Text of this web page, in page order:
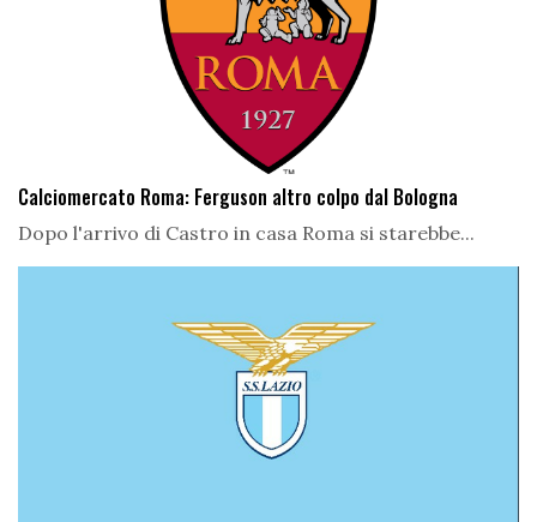
Calciomercato Roma: Ferguson altro colpo dal Bologna
Dopo l'arrivo di Castro in casa Roma si starebbe...